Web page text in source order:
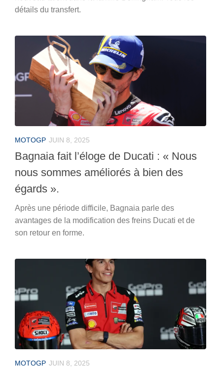
détails du transfert.
MOTOGP JUIN 8, 2025
Bagnaia fait l’éloge de Ducati : « Nous
nous sommes améliorés à bien des
égards ».
Après une période difficile, Bagnaia parle des
avantages de la modification des freins Ducati et de
son retour en forme.
MOTOGP JUIN 8, 2025